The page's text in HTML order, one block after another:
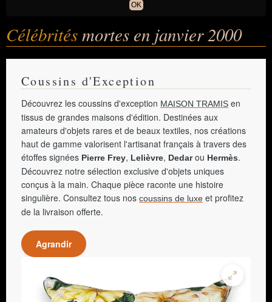
OK
Célébritésmortes en janvier 2000
Coussins d'Exception
Découvrez les coussins d'exception MAISON TRAMIS en
tissus de grandes maisons d'édition. Destinées aux
amateurs d'objets rares et de beaux textiles, nos créations
haut de gamme valorisent l'artisanat français à travers des
étoffes signées Pierre Frey, Lelièvre, Dedarou Hermès.
Découvrez notre sélection exclusive d'objets uniques
conçus à la main. Chaque pièce raconte une histoire
singulière. Consultez tous nos coussins de luxe et profitez
de la livraison offerte.
Agrandir